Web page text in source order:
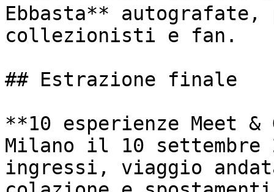
Ebbasta**
collezionisti e fan.
## Estrazione finale
**10 esperienze Meet
Milano il 10
ingressi, viaggio